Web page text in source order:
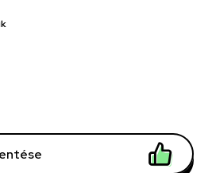
Villamosmérnöki és
Mechatronikai Tanszék